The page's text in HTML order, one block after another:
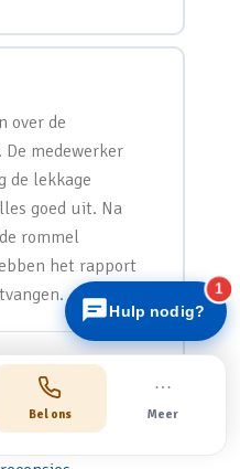
over de
medewerker
de lekkage
goed uit. Na
rommel
het rapport
Hulp nodig?
1
Bel ons Meer